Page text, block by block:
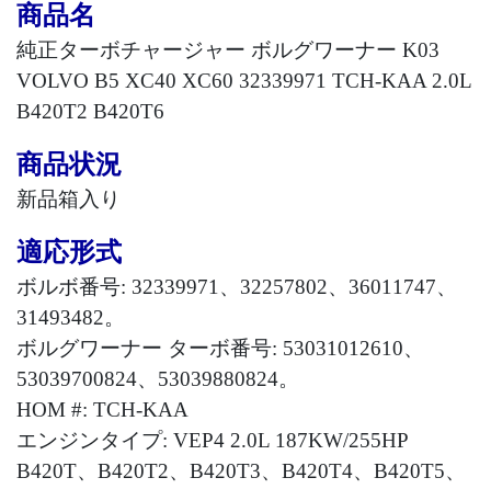
商品名
純正ターボチャージャー ボルグワーナー K03
VOLVO B5 XC40 XC60 32339971 TCH-KAA 2.0L
B420T2 B420T6
商品状況
新品箱入り
適応形式
ボルボ番号: 32339971 、 32257802、 36011747、
31493482。
ボルグワーナー ターボ番号: 53031012610、
53039700824、 53039880824。
HOM #: TCH-KAA
エンジンタイプ: VEP4 2.0L 187KW/255HP
B420T、 B420T2、 B420T3、 B420T4、 B420T5、